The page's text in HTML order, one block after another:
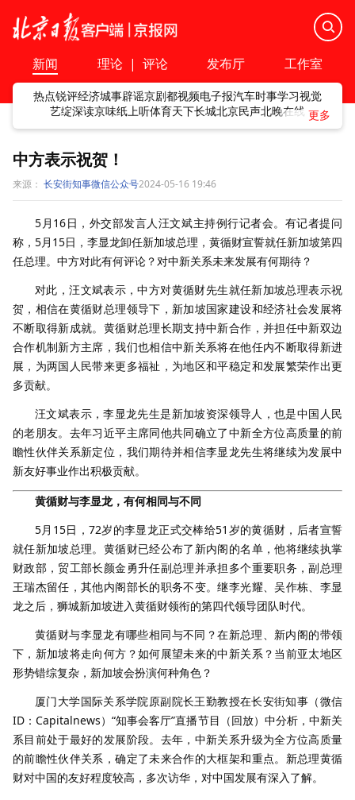
新闻 理论 | 评论 发布厅 工作室
热点锐评经济城事辟谣京剧都视频电子报汽车时事学习视觉
艺绽深读京味纸上听体育天下长城北京民声北晚在线
中方表示祝贺！
来源： 长安街知事微信公众号2024-05-16 19:46
5月16日，外交部发言人汪文斌主持例行记者会。有记者提问
称，5月15日，李显龙卸任新加坡总理，黄循财宣誓就任新加坡第四
任总理。中方对此有何评论？对中新关系未来发展有何期待？
对此，汪文斌表示，中方对黄循财先生就任新加坡总理表示祝
贺，相信在黄循财总理领导下，新加坡国家建设和经济社会发展将
不断取得新成就。黄循财总理长期支持中新合作，并担任中新双边
合作机制新方主席，我们也相信中新关系将在他任内不断取得新进
展，为两国人民带来更多福祉，为地区和平稳定和发展繁荣作出更
多贡献。
汪文斌表示，李显龙先生是新加坡资深领导人，也是中国人民
的老朋友。去年习近平主席同他共同确立了中新全方位高质量的前
瞻性伙伴关系新定位，我们期待并相信李显龙先生将继续为发展中
新友好事业作出积极贡献。
黄循财与李显龙，有何相同与不同
5月15日，72岁的李显龙正式交棒给51岁的黄循财，后者宣誓
就任新加坡总理。黄循财已经公布了新内阁的名单，他将继续执掌
财政部，贸工部长颜金勇升任副总理并承担多个重要职务，副总理
王瑞杰留任，其他内阁部长的职务不变。继李光耀、吴作栋、李显
龙之后，狮城新加坡进入黄循财领衔的第四代领导团队时代。
黄循财与李显龙有哪些相同与不同？在新总理、新内阁的带领
下，新加坡将走向何方？如何展望未来的中新关系？当前亚太地区
形势错综复杂，新加坡会扮演何种角色？
厦门大学国际关系学院原副院长王勤教授在长安街知事（微信
ID：Capitalnews）“知事会客厅”直播节目（回放）中分析，中新关
系目前处于最好的发展阶段。去年，中新关系升级为全方位高质量
的前瞻性伙伴关系，确定了未来合作的大框架和重点。新总理黄循
财对中国的友好程度较高，多次访华，对中国发展有深入了解。